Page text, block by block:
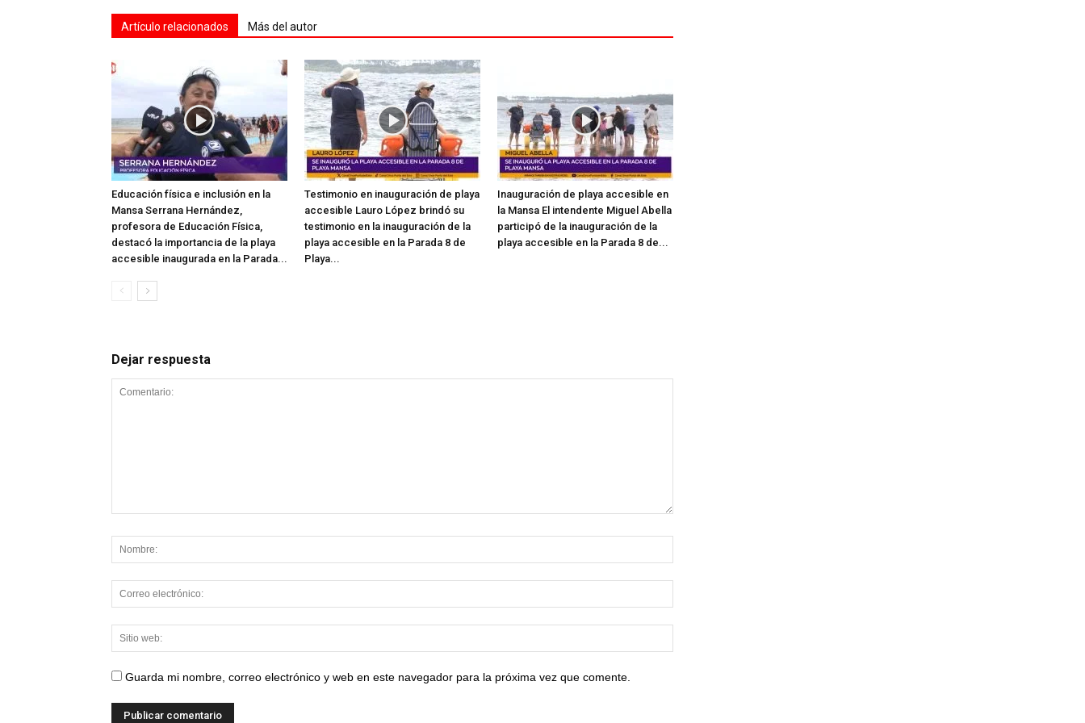
Artículo relacionados Más del autor
Educación física e inclusión en la
Mansa Serrana Hernández,
profesora de Educación Física,
destacó la importancia de la playa
accesible inaugurada en la Parada...
Testimonio en inauguración de playa
accesible Lauro López brindó su
testimonio en la inauguración de la
playa accesible en la Parada 8 de
Playa...
Inauguración de playa accesible en
la Mansa El intendente Miguel Abella
participó de la inauguración de la
playa accesible en la Parada 8 de...
Dejar respuesta
Guarda mi nombre, correo electrónico y web en este navegador para la próxima vez que comente.